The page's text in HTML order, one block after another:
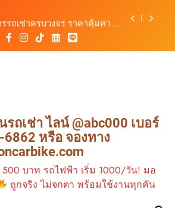
รถเช่าครบวงจร ราคาคุ้มค่า
ทาง
ก็ต กับต้นรถเช่า เดินทาง
เริ่มต้นเพียง 150 บาท/วัน
บริการ 24 ชั่วโมง
เก็ต 3 เดือนข้างหน้า:
รถเช่าครบวงจร ราคาคุ้มค่า
ทาง
ต กับต้นรถเช่า เดินทาง
ริ่มต้นเพียง 150 บาท/วัน
รถเช่า ไลน์ @abc000 เบอร์
หรือ จองทาง
500 บาท รถไฟฟ้า เริ่ม 1000/วัน! มอ
ถูกจริง ไม่จกตา พร้อมใช้งานทุกคัน